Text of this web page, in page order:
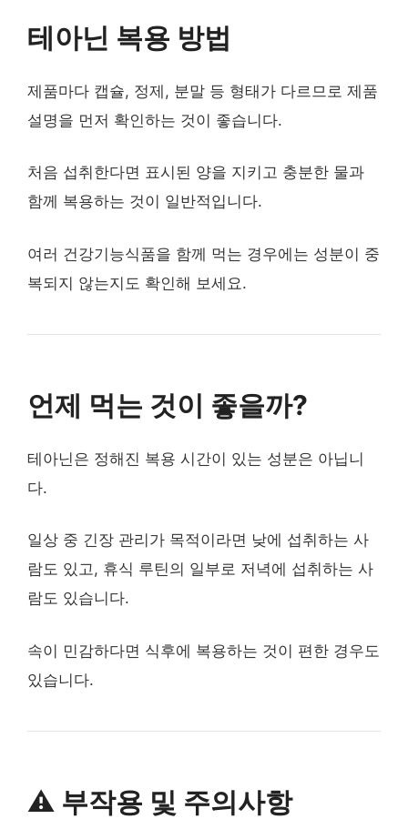
테아닌 복용 방법
제품마다 캡슐, 정제, 분말 등 형태가 다르므로 제품
설명을 먼저 확인하는 것이 좋습니다.
처음 섭취한다면 표시된 양을 지키고 충분한 물과
함께 복용하는 것이 일반적입니다.
여러 건강기능식품을 함께 먹는 경우에는 성분이 중
복되지 않는지도 확인해 보세요.
언제 먹는 것이 좋을까?
테아닌은 정해진 복용 시간이 있는 성분은 아닙니
다.
일상 중 긴장 관리가 목적이라면 낮에 섭취하는 사
람도 있고, 휴식 루틴의 일부로 저녁에 섭취하는 사
람도 있습니다.
속이 민감하다면 식후에 복용하는 것이 편한 경우도
있습니다.
⚠️ 부작용 및 주의사항